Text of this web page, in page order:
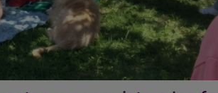
y conquista a las